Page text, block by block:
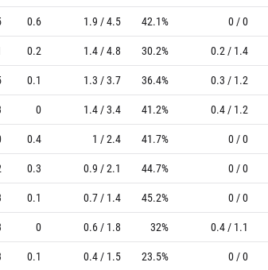
0.6 1.9 / 4.5 42.1% 0 / 0
0.2 1.4 / 4.8 30.2% 0.2 / 1.4
0.1 1.3 / 3.7 36.4% 0.3 / 1.2
0 1.4 / 3.4 41.2% 0.4 / 1.2
0.4 1 / 2.4 41.7% 0 / 0
0.3 0.9 / 2.1 44.7% 0 / 0
0.1 0.7 / 1.4 45.2% 0 / 0
0 0.6 / 1.8 32% 0.4 / 1.1
0.1 0.4 / 1.5 23.5% 0 / 0